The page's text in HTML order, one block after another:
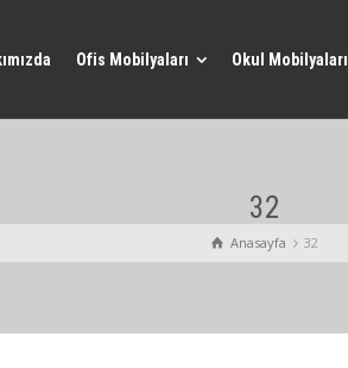
Ofis Mobilyaları Okul Mobilyaları
32
Anasayfa 32